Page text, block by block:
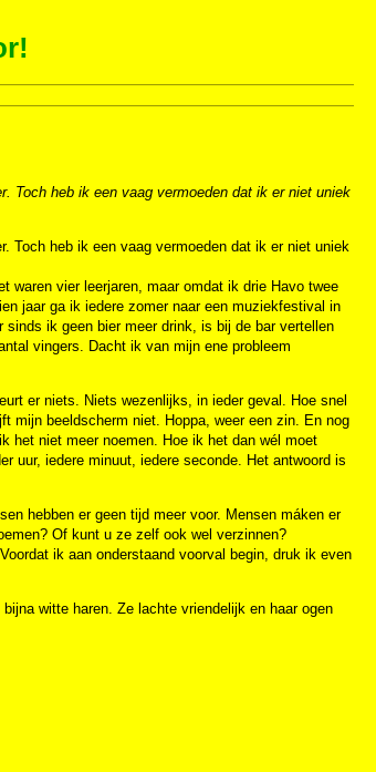
Toch heb ik een vaag vermoeden dat ik er niet uniek
Toch heb ik een vaag vermoeden dat ik er niet uniek
waren vier leerjaren, maar omdat ik drie Havo twee
jaar ga ik iedere zomer naar een muziekfestival in
ik geen bier meer drink, is bij de bar vertellen
vingers. Dacht ik van mijn ene probleem
er niets. Niets wezenlijks, in ieder geval. Hoe snel
mijn beeldscherm niet. Hoppa, weer een zin. En nog
het niet meer noemen. Hoe ik het dan wél moet
uur, iedere minuut, iedere seconde. Het antwoord is
hebben er geen tijd meer voor. Mensen máken er
Of kunt u ze zelf ook wel verzinnen?
ik aan onderstaand voorval begin, druk ik even
witte haren. Ze lachte vriendelijk en haar ogen